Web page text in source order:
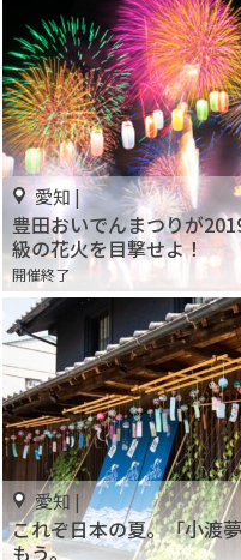
愛知 |
豊田おいでんまつりが
級の花火を目撃せよ！
開催終了
愛知 |
これぞ日本の夏。「小渡
もう。